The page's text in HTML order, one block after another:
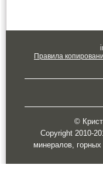
Правила
©
Copyright 2010-
минералов,